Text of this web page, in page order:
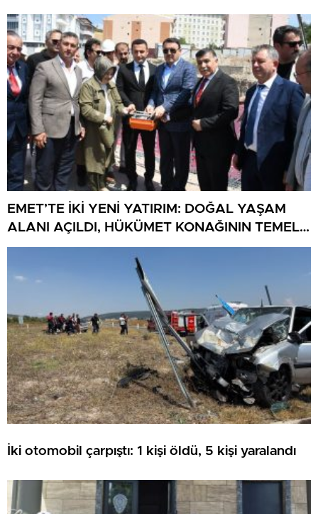
EMET’TE İKİ YENİ YATIRIM: DOĞAL YAŞAM
ALANI AÇILDI, HÜKÜMET KONAĞININ TEMELİ
ATILDI
İki otomobil çarpıştı: 1 kişi öldü, 5 kişi yaralandı